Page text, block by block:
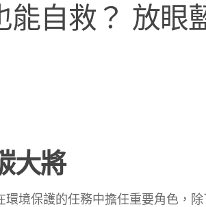
能自救？ 放眼
大將
境保護的任務中擔任重要角色，